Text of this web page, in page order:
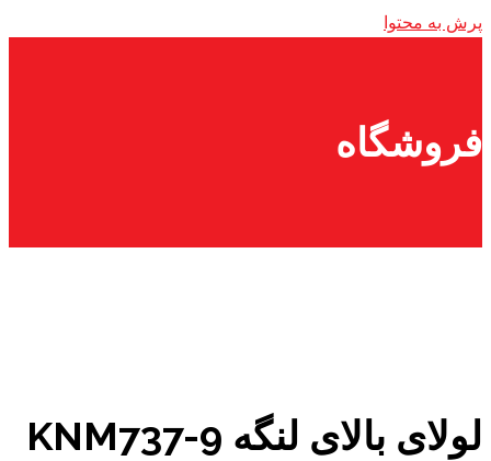
پرش به محتوا
فروشگاه
لولای بالای لنگه KNM737-9